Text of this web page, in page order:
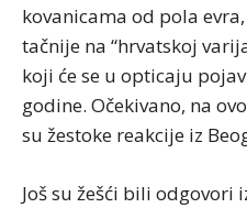
kovanicama od pola
tačnije na “hrvatskoj
koji će se u opticaju
godine. Očekivano, na
su žestoke reakcije iz
Još su žešći bili odgovori